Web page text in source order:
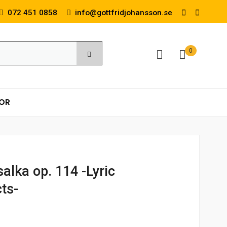
072 451 0858 info@gottfridjohansson.se
0
op. 114 -Lyric